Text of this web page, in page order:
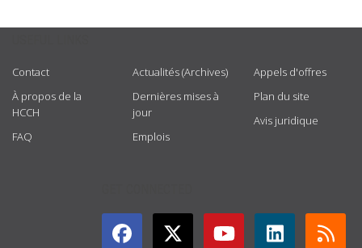
Contact
À propos de la
HCCH
FAQ
Actualités (Archives)
Dernières mises à
jour
Emplois
Appels d'offres
Plan du site
Avis juridique